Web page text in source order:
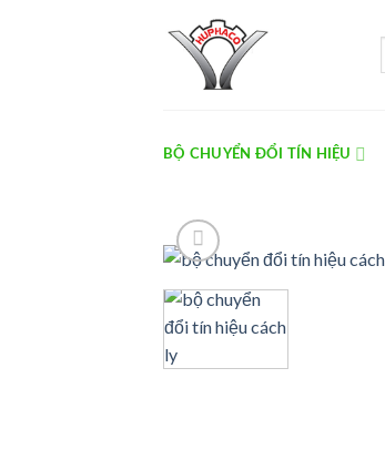
BỘ CHUYỂN ĐỔI TÍN HIỆU